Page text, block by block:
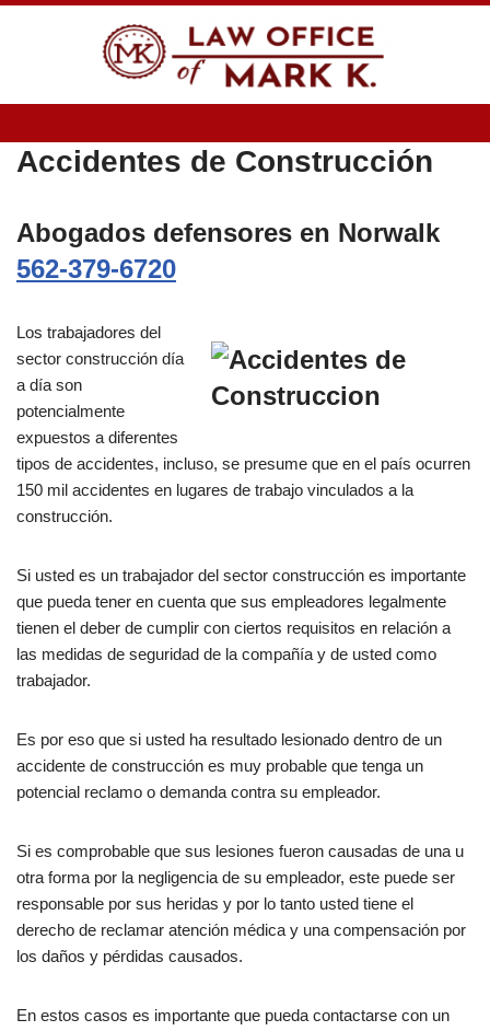
Accidentes de Construcción
Abogados defensores en Norwalk
562-379-6720
Los trabajadores del
sector construcción día
a día son
potencialmente
expuestos a diferentes
tipos de accidentes, incluso, se presume que en el país ocurren
150 mil accidentes en lugares de trabajo vinculados a la
construcción.
Si usted es un trabajador del sector construcción es importante
que pueda tener en cuenta que sus empleadores legalmente
tienen el deber de cumplir con ciertos requisitos en relación a
las medidas de seguridad de la compañía y de usted como
trabajador.
Es por eso que si usted ha resultado lesionado dentro de un
accidente de construcción es muy probable que tenga un
potencial reclamo o demanda contra su empleador.
Si es comprobable que sus lesiones fueron causadas de una u
otra forma por la negligencia de su empleador, este puede ser
responsable por sus heridas y por lo tanto usted tiene el
derecho de reclamar atención médica y una compensación por
los daños y pérdidas causados.
En estos casos es importante que pueda contactarse con un